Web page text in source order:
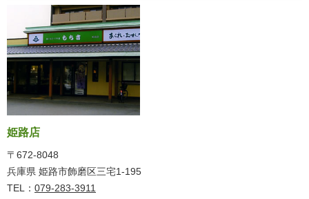
姫路店
〒672-8048
兵庫県 姫路市飾磨区三宅1-195
TEL： 079-283-3911